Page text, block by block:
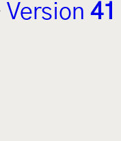
Version 41